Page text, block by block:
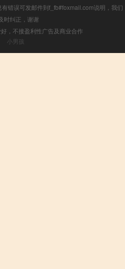
错误可发邮件到f_fb#foxmail.com说明，我们
时纠正，谢谢
，不接盈利性广告及商业合作
小男孩